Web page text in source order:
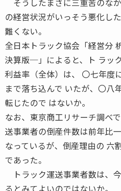
の経営状況がいっそう悪化し
難くない。
全日本トラック協会「経営分
決算版─」によると、ト ラッ
利益率（全体）は、 〇七年度
まで落ち込んで いたが、〇八
転じたので はないか。
なお、東京商工リサーチ調べ
送事業者の倒産件数は前年比
なっているが、倒産理由の 六
であった。
トラック運送事業者数は、
るとみてよいのではないか。